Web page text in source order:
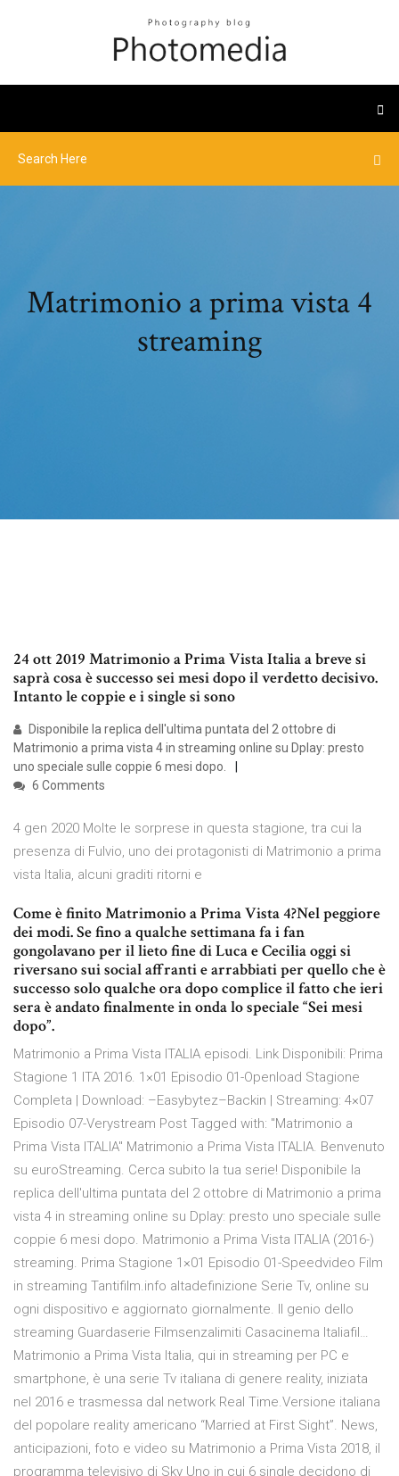
Matrimonio a prima vista 4
streaming
24 ott 2019 Matrimonio a Prima Vista Italia a breve si
saprà cosa è successo sei mesi dopo il verdetto decisivo.
Intanto le coppie e i single si sono
Disponibile la replica dell'ultima puntata del 2 ottobre di
Matrimonio a prima vista 4 in streaming online su Dplay: presto
uno speciale sulle coppie 6 mesi dopo.
6 Comments
4 gen 2020 Molte le sorprese in questa stagione, tra cui la
presenza di Fulvio, uno dei protagonisti di Matrimonio a prima
vista Italia, alcuni graditi ritorni e
Come è finito Matrimonio a Prima Vista 4?Nel peggiore
dei modi. Se fino a qualche settimana fa i fan
gongolavano per il lieto fine di Luca e Cecilia oggi si
riversano sui social affranti e arrabbiati per quello che è
successo solo qualche ora dopo complice il fatto che ieri
sera è andato finalmente in onda lo speciale “Sei mesi
dopo”.
Matrimonio a Prima Vista ITALIA episodi. Link Disponibili: Prima
Stagione 1 ITA 2016. 1×01 Episodio 01-Openload Stagione
Completa | Download: –Easybytez–Backin | Streaming: 4×07
Episodio 07-Verystream Post Tagged with: "Matrimonio a
Prima Vista ITALIA" Matrimonio a Prima Vista ITALIA. Benvenuto
su euroStreaming. Cerca subito la tua serie! Disponibile la
replica dell'ultima puntata del 2 ottobre di Matrimonio a prima
vista 4 in streaming online su Dplay: presto uno speciale sulle
coppie 6 mesi dopo. Matrimonio a Prima Vista ITALIA (2016-)
streaming. Prima Stagione 1×01 Episodio 01-Speedvideo Film
in streaming Tantifilm.info altadefinizione Serie Tv, online su
ogni dispositivo e aggiornato giornalmente. Il genio dello
streaming Guardaserie Filmsenzalimiti Casacinema Italiafil…
Matrimonio a Prima Vista Italia, qui in streaming per PC e
smartphone, è una serie Tv italiana di genere reality, iniziata
nel 2016 e trasmessa dal network Real Time.Versione italiana
del popolare reality americano “Married at First Sight”. News,
anticipazioni, foto e video su Matrimonio a Prima Vista 2018, il
programma televisivo di Sky Uno in cui 6 single decidono di